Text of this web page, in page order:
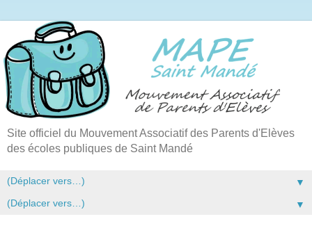
Site officiel du Mouvement Associatif des Parents d'Elèves
des écoles publiques de Saint Mandé
▼
▼